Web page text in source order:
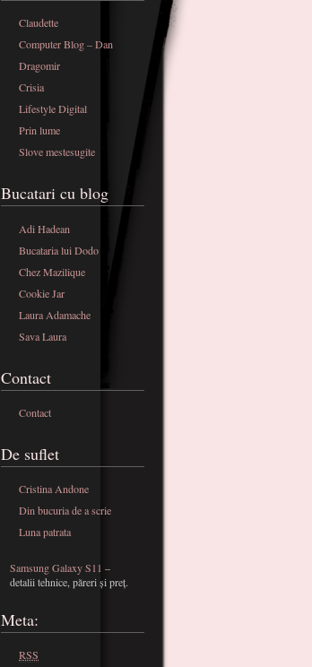
Claudette
Computer Blog – Dan
Dragomir
Crisia
Lifestyle Digital
Prin lume
Slove mestesugite
Bucatari cu blog
Adi Hadean
Bucataria lui Dodo
Chez Mazilique
Cookie Jar
Laura Adamache
Sava Laura
Contact
Contact
De suflet
Cristina Andone
Din bucuria de a scrie
Luna patrata
Samsung Galaxy S11 –
detalii tehnice, păreri și preț.
Meta:
RSS